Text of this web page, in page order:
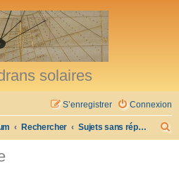
solaires
Connexion
S’enregistrer
Rechercher Sujets sans réponse